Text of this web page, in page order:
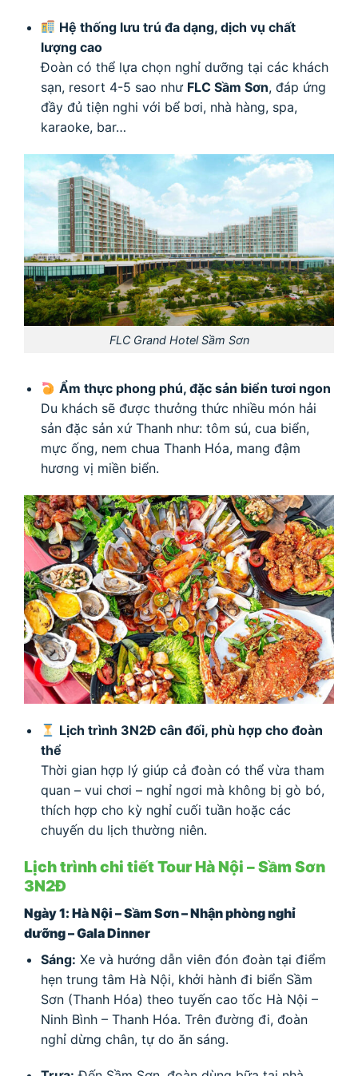
Hệ thống lưu trú đa dạng, dịch vụ chất
lượng cao
Đoàn có thể lựa chọn nghỉ dưỡng tại các khách
sạn, resort 4-5 sao như FLC Sầm Sơn, đáp ứng
đầy đủ tiện nghi với bể bơi, nhà hàng, spa,
karaoke, bar…
FLC Grand Hotel Sầm Sơn
Ẩm thực phong phú, đặc sản biển tươi ngon
Du khách sẽ được thưởng thức nhiều món hải
sản đặc sản xứ Thanh như: tôm sú, cua biển,
mực ống, nem chua Thanh Hóa, mang đậm
hương vị miền biển.
Lịch trình 3N2Đ cân đối, phù hợp cho đoàn
thể
Thời gian hợp lý giúp cả đoàn có thể vừa tham
quan – vui chơi – nghỉ ngơi mà không bị gò bó,
thích hợp cho kỳ nghỉ cuối tuần hoặc các
chuyến du lịch thường niên.
Lịch trình chi tiết Tour Hà Nội – Sầm Sơn
3N2Đ
Ngày 1: Hà Nội – Sầm Sơn – Nhận phòng nghỉ
dưỡng – Gala Dinner
Sáng: Xe và hướng dẫn viên đón đoàn tại điểm
hẹn trung tâm Hà Nội, khởi hành đi biển Sầm
Sơn (Thanh Hóa) theo tuyến cao tốc Hà Nội –
Ninh Bình – Thanh Hóa. Trên đường đi, đoàn
nghỉ dừng chân, tự do ăn sáng.